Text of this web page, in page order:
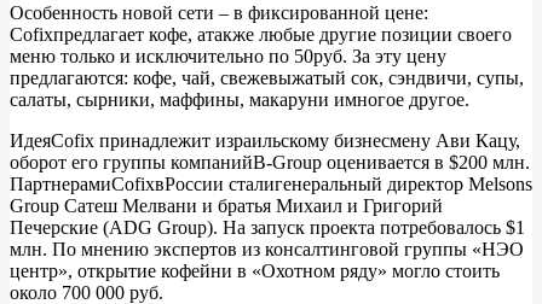
Особенность новой сети – в фиксированной цене:
Cofixпредлагает кофе, атакже любые другие позиции своего
меню только и исключительно по 50руб. За эту цену
предлагаются: кофе, чай, свежевыжатый сок, сэндвичи, супы,
салаты, сырники, маффины, макаруни имногое другое.
ИдеяCofix принадлежит израильскому бизнесмену Ави Кацу,
оборот его группы компанийB-Group оценивается в $200 млн.
ПартнерамиCofixвРоссии сталигенеральный директор Melsons
Group Сатеш Мелвани и братья Михаил и Григорий
Печерские (ADG Group). На запуск проекта потребовалось $1
млн. По мнению экспертов из консалтинговой группы «НЭО
центр», открытие кофейни в «Охотном ряду» могло стоить
около 700 000 руб.